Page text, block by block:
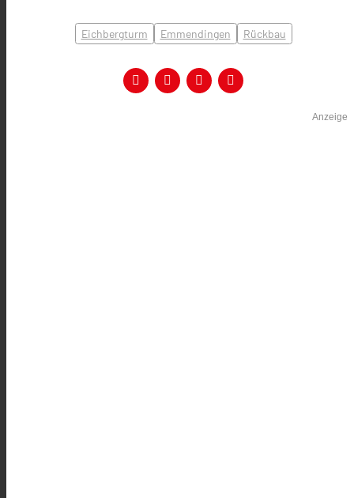
Eichbergturm Emmendingen Rückbau
Anzeige